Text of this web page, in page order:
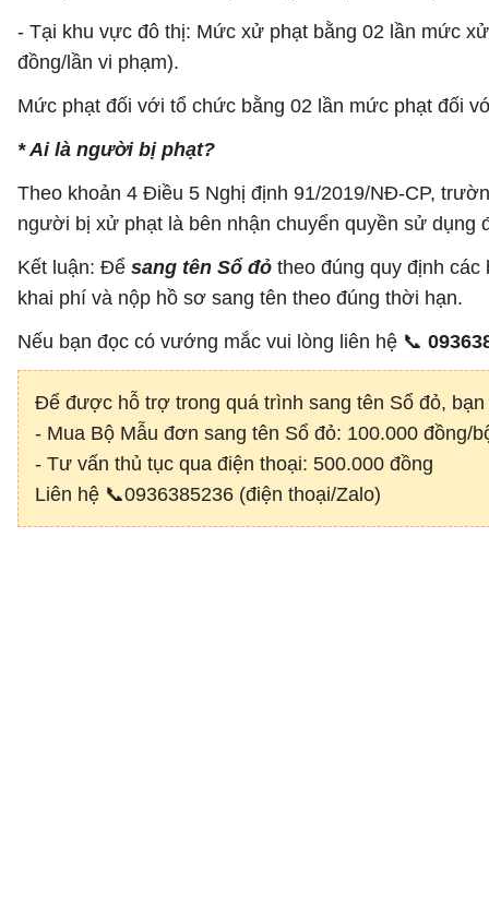
- Tại khu vực đô thị: Mức xử phạt bằng 02 lần mức
đồng/lần vi phạm).
Mức phạt đối với tổ chức bằng 02 lần mức phạt đối
* Ai là người bị phạt?
Theo khoản 4 Điều 5 Nghị định 91/2019/NĐ-CP,
người bị xử phạt là bên nhận chuyển quyền sử
Kết luận: Để sang tên Sổ đỏ theo đúng quy định
khai phí và nộp hồ sơ sang tên theo đúng thời hạn.
Nếu bạn đọc có vướng mắc vui lòng liên hệ 📞
Để được hỗ trợ trong quá trình sang tên Sổ đỏ,
- Mua Bộ Mẫu đơn sang tên Sổ đỏ: 100.000 đồng/
- Tư vấn thủ tục qua điện thoại: 500.000 đồng
Liên hệ 📞0936385236 (điện thoại/Zalo)